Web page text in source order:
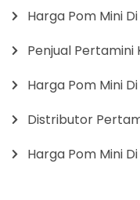
Harga Pom Mini
Penjual
Harga Pom Mini
Distributor
Harga Pom Mini